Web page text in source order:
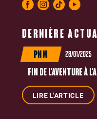
DERNIÈRE
PNM 28/01/2025
FIN DE L'AVENTURE À
LIRE L'ARTICLE